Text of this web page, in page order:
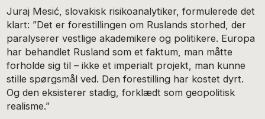
Juraj Mesić, slovakisk risikoanalytiker, formulerede det
klart: ”Det er forestillingen om Ruslands storhed, der
paralyserer vestlige akademikere og politikere. Europa
har behandlet Rusland som et faktum, man måtte
forholde sig til – ikke et imperialt projekt, man kunne
stille spørgsmål ved. Den forestilling har kostet dyrt.
Og den eksisterer stadig, forklædt som geopolitisk
realisme.”